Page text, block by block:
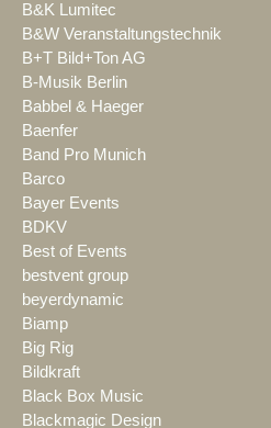
B&K Lumitec
B&W Veranstaltungstechnik
B+T Bild+Ton AG
B-Musik Berlin
Babbel & Haeger
Baenfer
Band Pro Munich
Barco
Bayer Events
BDKV
Best of Events
bestvent group
beyerdynamic
Biamp
Big Rig
Bildkraft
Black Box Music
Blackmagic Design